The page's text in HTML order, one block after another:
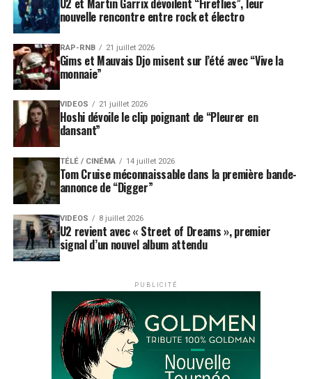
nouvelle rencontre entre rock et électro
RAP-RNB 21 juillet 2026
Gims et Mauvais Djo misent sur l’été avec “Vive la
monnaie”
VIDEOS 21 juillet 2026
Hoshi dévoile le clip poignant de “Pleurer en
dansant”
TÉLÉ / CINÉMA 14 juillet 2026
Tom Cruise méconnaissable dans la première bande-
annonce de “Digger”
VIDEOS 8 juillet 2026
U2 revient avec « Street of Dreams », premier
signal d’un nouvel album attendu
PUBLICITÉ